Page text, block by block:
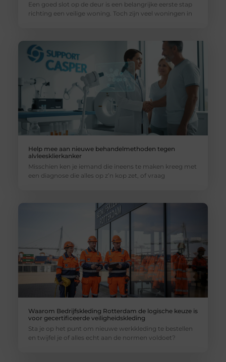
Een goed slot op de deur is een belangrijke eerste stap
richting een veilige woning. Toch zijn veel woningen in
Help mee aan nieuwe behandelmethoden tegen
alvleesklierkanker
Misschien ken je iemand die ineens te maken kreeg met
een diagnose die alles op z’n kop zet, of vraag
Waarom Bedrijfskleding Rotterdam de logische keuze is
voor gecertificeerde veiligheidskleding
Sta je op het punt om nieuwe werkkleding te bestellen
en twijfel je of alles echt aan de normen voldoet?